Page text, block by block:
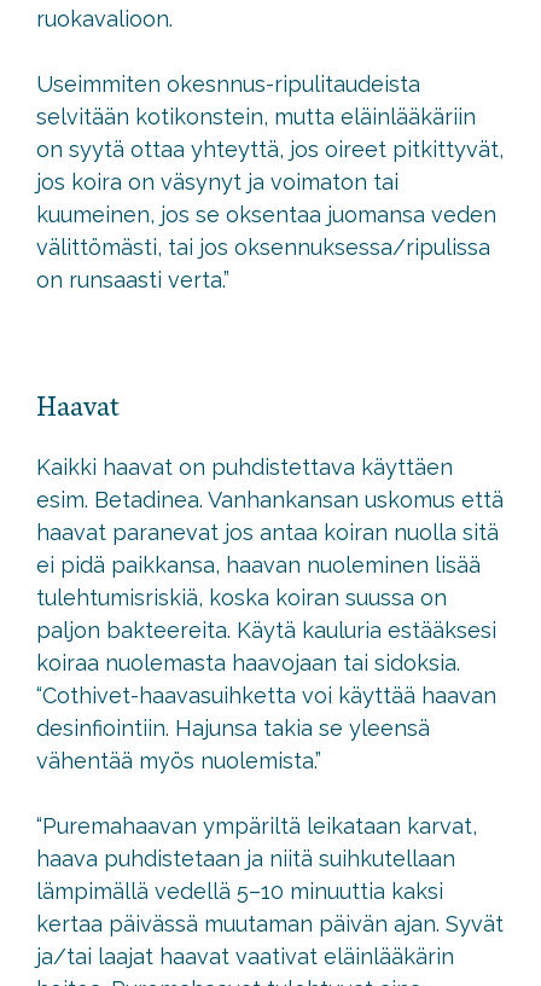
ruokavalioon.
Useimmiten okesnnus-ripulitaudeista
selvitään kotikonstein, mutta eläinlääkäriin
on syytä ottaa yhteyttä, jos oireet pitkittyvät,
jos koira on väsynyt ja voimaton tai
kuumeinen, jos se oksentaa juomansa veden
välittömästi, tai jos oksennuksessa/ripulissa
on runsaasti verta.”
Haavat
Kaikki haavat on puhdistettava käyttäen
esim. Betadinea. Vanhankansan uskomus että
haavat paranevat jos antaa koiran nuolla sitä
ei pidä paikkansa, haavan nuoleminen lisää
tulehtumisriskiä, koska koiran suussa on
paljon bakteereita. Käytä kauluria estääksesi
koiraa nuolemasta haavojaan tai sidoksia.
“Cothivet-haavasuihketta voi käyttää haavan
desinfiointiin. Hajunsa takia se yleensä
vähentää myös nuolemista.”
“Puremahaavan ympäriltä leikataan karvat,
haava puhdistetaan ja niitä suihkutellaan
lämpimällä vedellä 5–10 minuuttia kaksi
kertaa päivässä muutaman päivän ajan. Syvät
ja/tai laajat haavat vaativat eläinlääkärin